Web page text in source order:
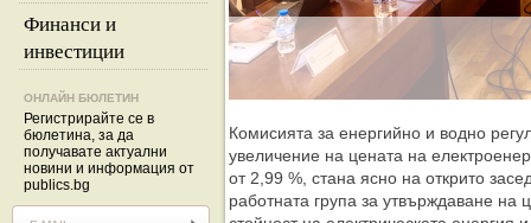
Финанси и
инвестиции
ОНЛАЙН БЮЛЕТИН
Регистрирайте се в
бюлетина, за да
получавате актуални
новини и информация от
publics.bg
Комисията за енергийно и водно
увеличение на цената на
от 2,99 %, стана ясно на открито
работната група за утвърждаване на